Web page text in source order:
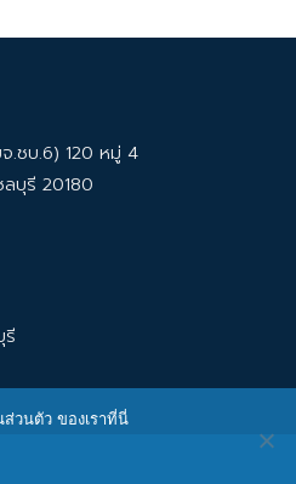
.ชบ.6) 120 หมู่ 4
บุรี 20180
วนตัว ของเราที่นี่